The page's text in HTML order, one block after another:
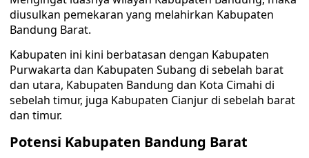
diusulkan pemekaran yang melahirkan Kabupaten
Bandung Barat.
Kabupaten ini kini berbatasan dengan Kabupaten
Purwakarta dan Kabupaten Subang di sebelah barat
dan utara, Kabupaten Bandung dan Kota Cimahi di
sebelah timur, juga Kabupaten Cianjur di sebelah barat
dan timur.
Potensi Kabupaten Bandung Barat